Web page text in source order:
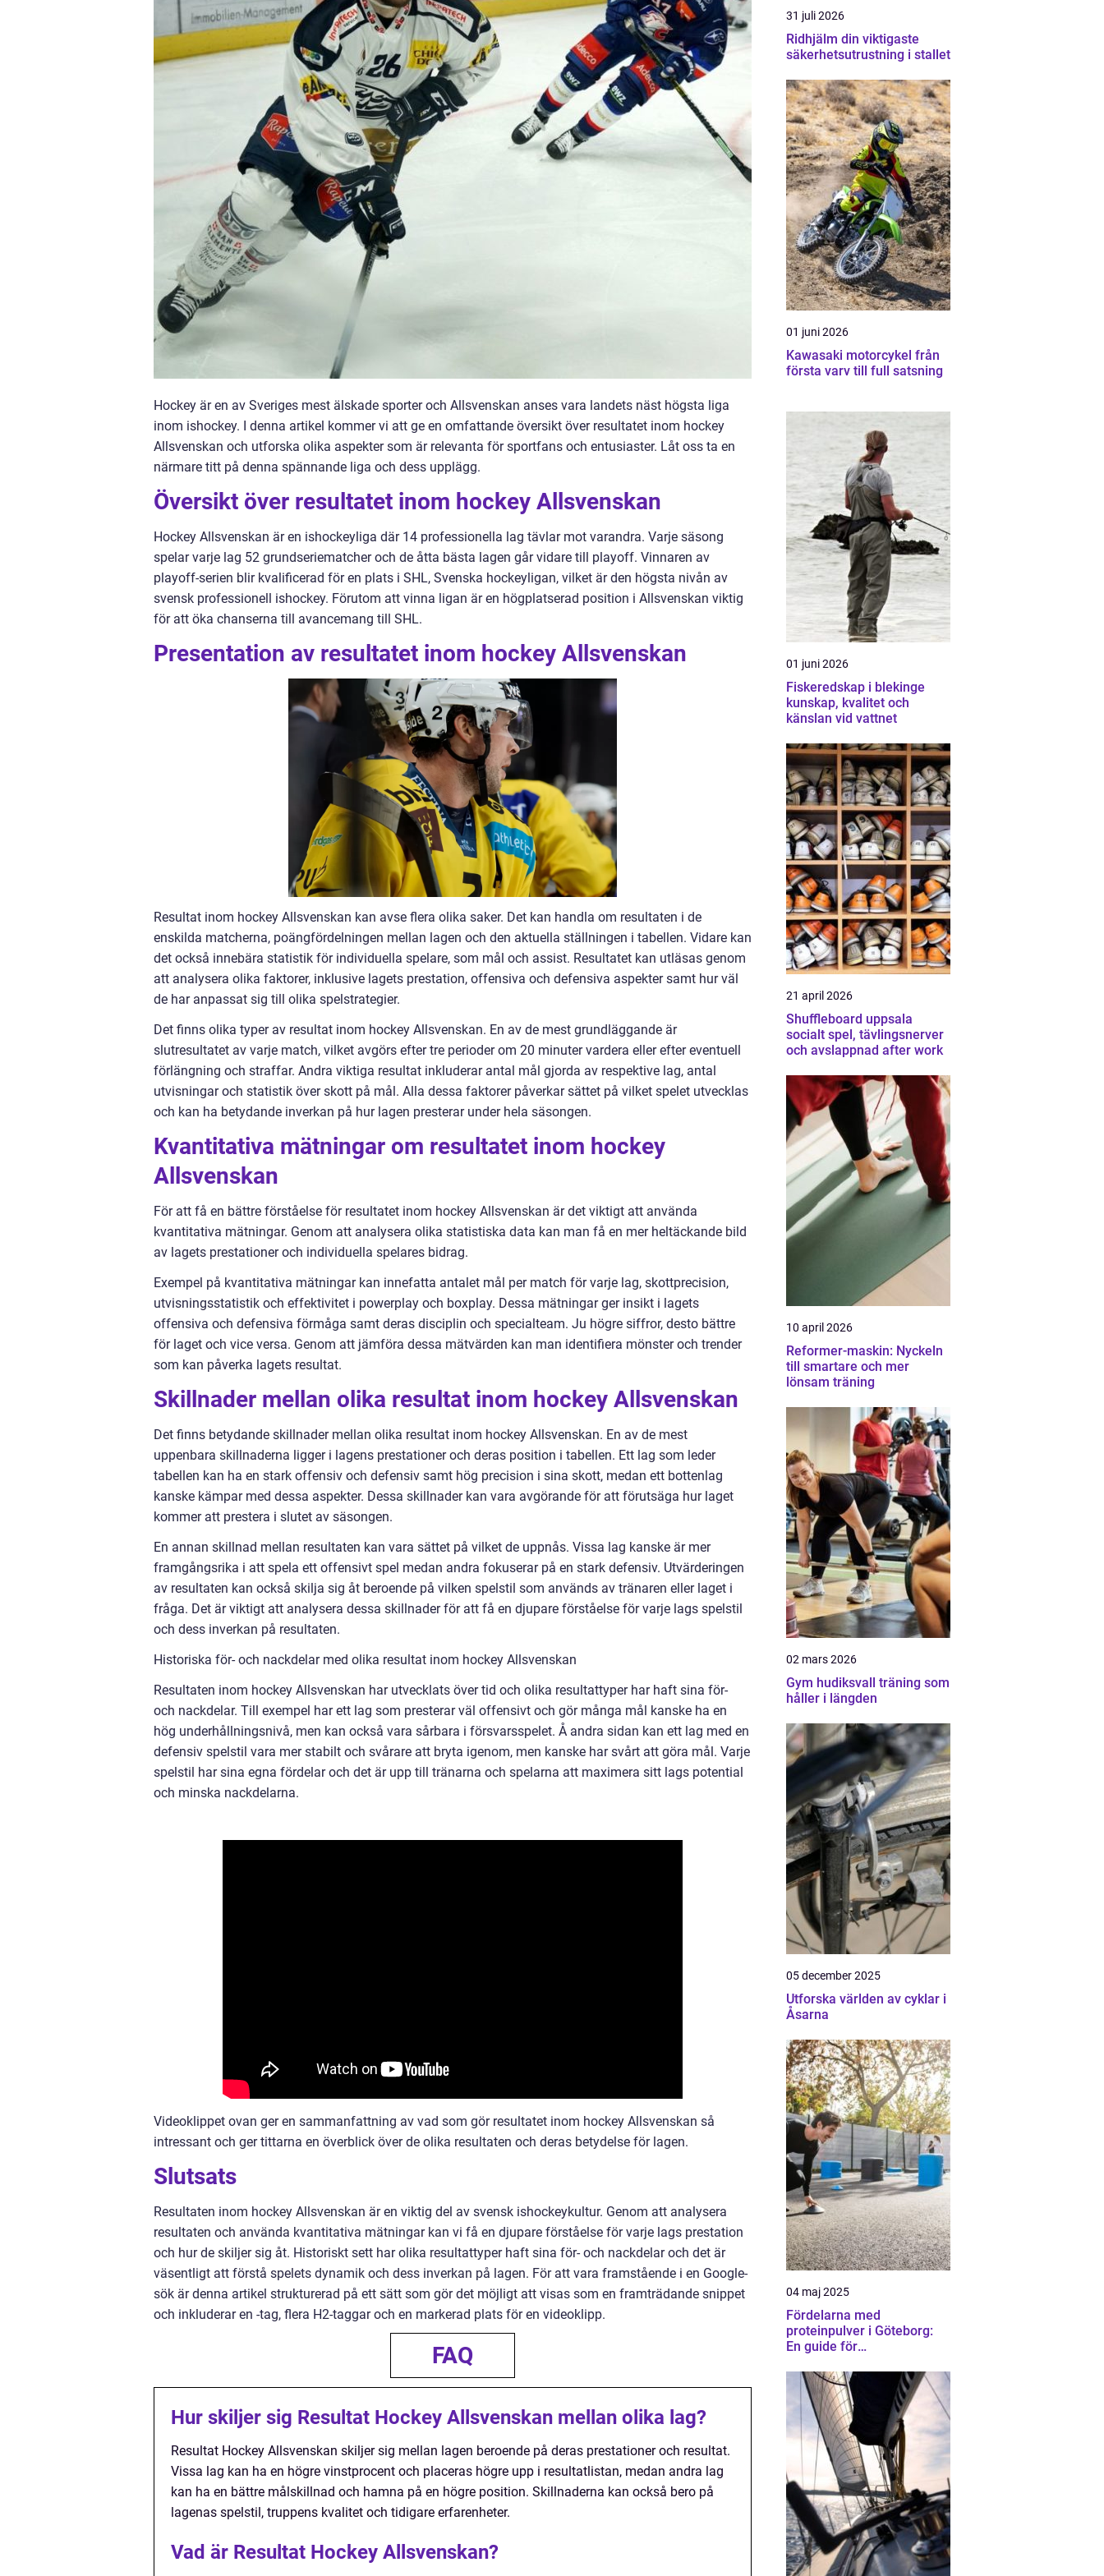
Hockey är en av Sveriges mest älskade sporter och Allsvenskan anses vara landets näst högsta liga
inom ishockey. I denna artikel kommer vi att ge en omfattande översikt över resultatet inom hockey
Allsvenskan och utforska olika aspekter som är relevanta för sportfans och entusiaster. Låt oss ta en
närmare titt på denna spännande liga och dess upplägg.
Översikt över resultatet inom hockey Allsvenskan
Hockey Allsvenskan är en ishockeyliga där 14 professionella lag tävlar mot varandra. Varje säsong
spelar varje lag 52 grundseriematcher och de åtta bästa lagen går vidare till playoff. Vinnaren av
playoff-serien blir kvalificerad för en plats i SHL, Svenska hockeyligan, vilket är den högsta nivån av
svensk professionell ishockey. Förutom att vinna ligan är en högplatserad position i Allsvenskan viktig
för att öka chanserna till avancemang till SHL.
Presentation av resultatet inom hockey Allsvenskan
Resultat inom hockey Allsvenskan kan avse flera olika saker. Det kan handla om resultaten i de
enskilda matcherna, poängfördelningen mellan lagen och den aktuella ställningen i tabellen. Vidare kan
det också innebära statistik för individuella spelare, som mål och assist. Resultatet kan utläsas genom
att analysera olika faktorer, inklusive lagets prestation, offensiva och defensiva aspekter samt hur väl
de har anpassat sig till olika spelstrategier.
Det finns olika typer av resultat inom hockey Allsvenskan. En av de mest grundläggande är
slutresultatet av varje match, vilket avgörs efter tre perioder om 20 minuter vardera eller efter eventuell
förlängning och straffar. Andra viktiga resultat inkluderar antal mål gjorda av respektive lag, antal
utvisningar och statistik över skott på mål. Alla dessa faktorer påverkar sättet på vilket spelet utvecklas
och kan ha betydande inverkan på hur lagen presterar under hela säsongen.
Kvantitativa mätningar om resultatet inom hockey
Allsvenskan
För att få en bättre förståelse för resultatet inom hockey Allsvenskan är det viktigt att använda
kvantitativa mätningar. Genom att analysera olika statistiska data kan man få en mer heltäckande bild
av lagets prestationer och individuella spelares bidrag.
Exempel på kvantitativa mätningar kan innefatta antalet mål per match för varje lag, skottprecision,
utvisningsstatistik och effektivitet i powerplay och boxplay. Dessa mätningar ger insikt i lagets
offensiva och defensiva förmåga samt deras disciplin och specialteam. Ju högre siffror, desto bättre
för laget och vice versa. Genom att jämföra dessa mätvärden kan man identifiera mönster och trender
som kan påverka lagets resultat.
Skillnader mellan olika resultat inom hockey Allsvenskan
Det finns betydande skillnader mellan olika resultat inom hockey Allsvenskan. En av de mest
uppenbara skillnaderna ligger i lagens prestationer och deras position i tabellen. Ett lag som leder
tabellen kan ha en stark offensiv och defensiv samt hög precision i sina skott, medan ett bottenlag
kanske kämpar med dessa aspekter. Dessa skillnader kan vara avgörande för att förutsäga hur laget
kommer att prestera i slutet av säsongen.
En annan skillnad mellan resultaten kan vara sättet på vilket de uppnås. Vissa lag kanske är mer
framgångsrika i att spela ett offensivt spel medan andra fokuserar på en stark defensiv. Utvärderingen
av resultaten kan också skilja sig åt beroende på vilken spelstil som används av tränaren eller laget i
fråga. Det är viktigt att analysera dessa skillnader för att få en djupare förståelse för varje lags spelstil
och dess inverkan på resultaten.
Historiska för- och nackdelar med olika resultat inom hockey Allsvenskan
Resultaten inom hockey Allsvenskan har utvecklats över tid och olika resultattyper har haft sina för-
och nackdelar. Till exempel har ett lag som presterar väl offensivt och gör många mål kanske ha en
hög underhållningsnivå, men kan också vara sårbara i försvarsspelet. Å andra sidan kan ett lag med en
defensiv spelstil vara mer stabilt och svårare att bryta igenom, men kanske har svårt att göra mål. Varje
spelstil har sina egna fördelar och det är upp till tränarna och spelarna att maximera sitt lags potential
och minska nackdelarna.
Videoklippet ovan ger en sammanfattning av vad som gör resultatet inom hockey Allsvenskan så
intressant och ger tittarna en överblick över de olika resultaten och deras betydelse för lagen.
Slutsats
Resultaten inom hockey Allsvenskan är en viktig del av svensk ishockeykultur. Genom att analysera
resultaten och använda kvantitativa mätningar kan vi få en djupare förståelse för varje lags prestation
och hur de skiljer sig åt. Historiskt sett har olika resultattyper haft sina för- och nackdelar och det är
väsentligt att förstå spelets dynamik och dess inverkan på lagen. För att vara framstående i en Google-
sök är denna artikel strukturerad på ett sätt som gör det möjligt att visas som en framträdande snippet
och inkluderar en -tag, flera H2-taggar och en markerad plats för en videoklipp.
FAQ
Hur skiljer sig Resultat Hockey Allsvenskan mellan olika lag?
Resultat Hockey Allsvenskan skiljer sig mellan lagen beroende på deras prestationer och resultat.
Vissa lag kan ha en högre vinstprocent och placeras högre upp i resultatlistan, medan andra lag
kan ha en bättre målskillnad och hamna på en högre position. Skillnaderna kan också bero på
lagenas spelstil, truppens kvalitet och tidigare erfarenheter.
Vad är Resultat Hockey Allsvenskan?
31 juli 2026
Ridhjälm din viktigaste
säkerhetsutrustning i stallet
01 juni 2026
Kawasaki motorcykel från
första varv till full satsning
01 juni 2026
Fiskeredskap i blekinge
kunskap, kvalitet och
känslan vid vattnet
21 april 2026
Shuffleboard uppsala
socialt spel, tävlingsnerver
och avslappnad after work
10 april 2026
Reformer-maskin: Nyckeln
till smartare och mer
lönsam träning
02 mars 2026
Gym hudiksvall träning som
håller i längden
05 december 2025
Utforska världen av cyklar i
Åsarna
04 maj 2025
Fördelarna med
proteinpulver i Göteborg:
En guide för